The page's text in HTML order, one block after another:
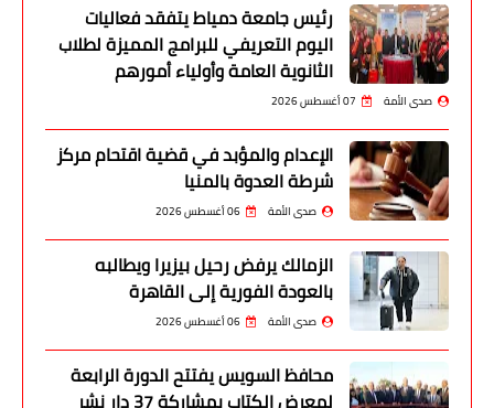
رئيس جامعة دمياط يتفقد فعاليات
اليوم التعريفي للبرامج المميزة لطلاب
الثانوية العامة وأولياء أمورهم
صدى الأمة 07 أغسطس 2026
الإعدام والمؤبد في قضية اقتحام مركز
شرطة العدوة بالمنيا
صدى الأمة 06 أغسطس 2026
الزمالك يرفض رحيل بيزيرا ويطالبه
بالعودة الفورية إلى القاهرة
صدى الأمة 06 أغسطس 2026
محافظ السويس يفتتح الدورة الرابعة